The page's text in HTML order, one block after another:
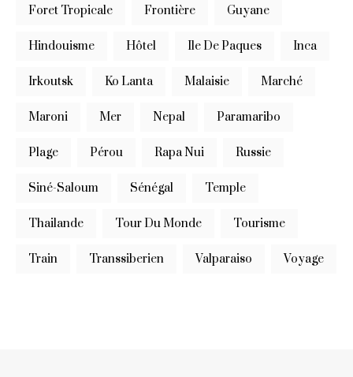
Foret Tropicale Frontière Guyane
Hindouisme Hôtel Ile De Paques Inca
Irkoutsk Ko Lanta Malaisie Marché
Maroni Mer Nepal Paramaribo
Plage Pérou Rapa Nui Russie
Siné-Saloum Sénégal Temple
Thailande Tour Du Monde Tourisme
Train Transsiberien Valparaiso Voyage